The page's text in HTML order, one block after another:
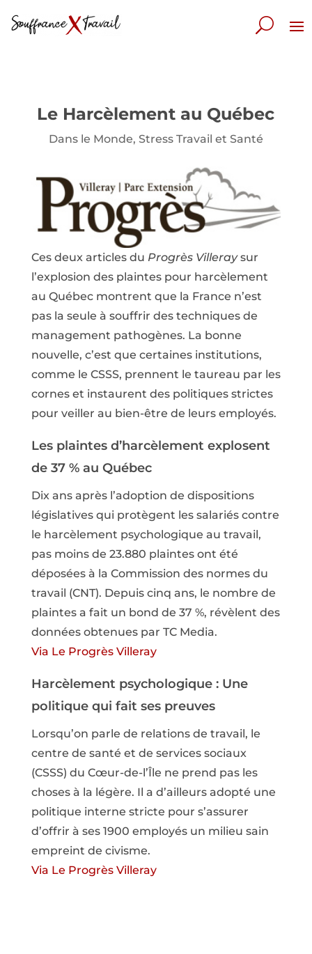
Le Harcèlement au Québec
Dans le Monde, Stress Travail et Santé
Ces deux articles du Progrès Villeraysur
l’explosion des plaintes pour harcèlement
au Québec montrent que la France n’est
pas la seule à souffrir des techniques de
management pathogènes. La bonne
nouvelle, c’est que certaines institutions,
comme le CSSS, prennent le taureau par les
cornes et instaurent des politiques strictes
pour veiller au bien-être de leurs employés.
Les plaintes d’harcèlement explosent
de 37 % au Québec
Dix ans après l’adoption de dispositions
législatives qui protègent les salariés contre
le harcèlement psychologique au travail,
pas moins de 23.880 plaintes ont été
déposées à la Commission des normes du
travail (CNT). Depuis cinq ans, le nombre de
plaintes a fait un bond de 37 %, révèlent des
données obtenues par TC Media.
Via Le Progrès Villeray
Harcèlement psychologique : Une
politique qui fait ses preuves
Lorsqu’on parle de relations de travail, le
centre de santé et de services sociaux
(CSSS) du Cœur-de-l’Île ne prend pas les
choses à la légère. Il a d’ailleurs adopté une
politique interne stricte pour s’assurer
d’offrir à ses 1900 employés un milieu sain
empreint de civisme.
Via Le Progrès Villeray